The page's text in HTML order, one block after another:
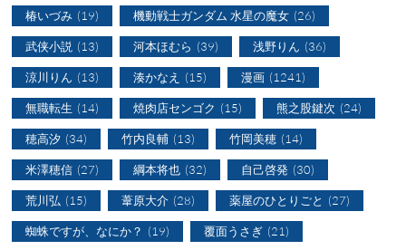
椿いづみ (19) 機動戦士ガンダム 水星の魔女 (26)
武侠小説 (13) 河本ほむら (39) 浅野りん (36)
涼川りん (13) 湊かなえ (15) 漫画 (1241)
無職転生 (14) 焼肉店センゴク (15) 熊之股鍵次 (24)
穂高汐 (34) 竹内良輔 (13) 竹岡美穂 (14)
米澤穂信 (27) 綱本将也 (32) 自己啓発 (30)
荒川弘 (15) 葦原大介 (28) 薬屋のひとりごと (27)
蜘蛛ですが、なにか？ (19) 覆面うさぎ (21)